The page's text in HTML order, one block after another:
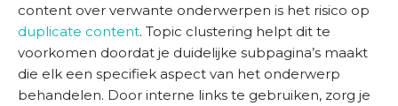
content over verwante onderwerpen is het risico op
duplicate content. Topic clustering helpt dit te
voorkomen doordat je duidelijke subpagina’s maakt
die elk een specifiek aspect van het onderwerp
behandelen. Door interne links te gebruiken, zorg je